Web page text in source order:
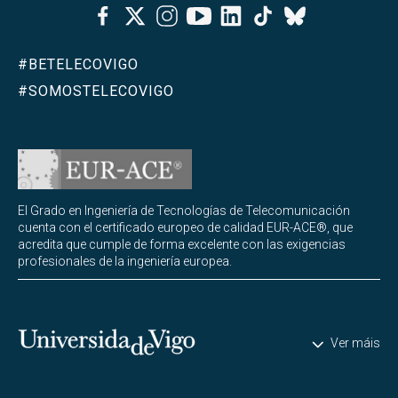
FacebookTwitterInstagramYoutubeLinkedinTiktok
Bluesky
#BETELECOVIGO
#SOMOSTELECOVIGO
El Grado en Ingeniería de Tecnologías de Telecomunicación
cuenta con el certificado europeo de calidad EUR-ACE®, que
acredita que cumple de forma excelente con las exigencias
profesionales de la ingeniería europea.
Universidade de Vigo Ver máis